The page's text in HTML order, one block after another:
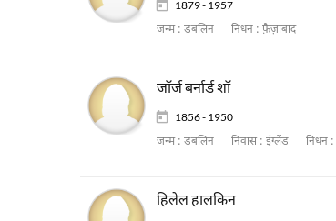
1879 - 1957
जन्म : डबलिन निधन : फ़ैज़ाबाद
जॉर्ज बर्नार्ड शॉ
1856 - 1950
जन्म : डबलिन निवास : इंग्लैंड निधन :
हिलेल हालकिन